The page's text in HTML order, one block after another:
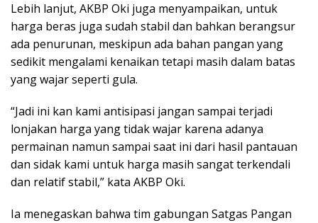
Lebih lanjut, AKBP Oki juga menyampaikan, untuk
harga beras juga sudah stabil dan bahkan berangsur
ada penurunan, meskipun ada bahan pangan yang
sedikit mengalami kenaikan tetapi masih dalam batas
yang wajar seperti gula.
“Jadi ini kan kami antisipasi jangan sampai terjadi
lonjakan harga yang tidak wajar karena adanya
permainan namun sampai saat ini dari hasil pantauan
dan sidak kami untuk harga masih sangat terkendali
dan relatif stabil,” kata AKBP Oki.
Ia menegaskan bahwa tim gabungan Satgas Pangan